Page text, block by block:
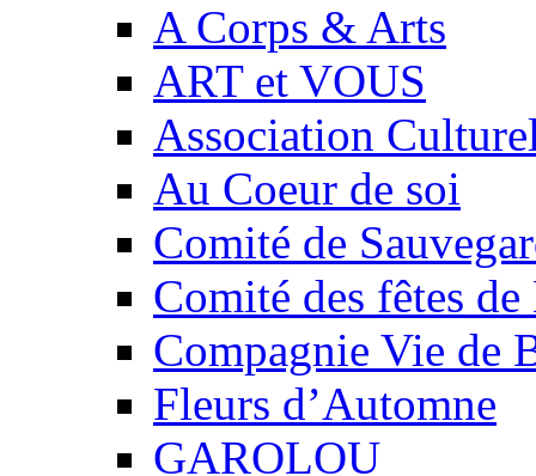
A Corps & Arts
ART et VOUS
Association
Au Coeur de soi
Comité de
Comité des fêtes
Compagnie Vie de
Fleurs d’Automne
GAROLOU